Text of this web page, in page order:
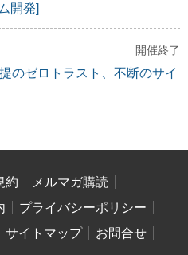
開発]
開催終了
のゼロトラスト、不断のサイ
約
メルマガ購読
プライバシーポリシー
サイトマップ
お問合せ